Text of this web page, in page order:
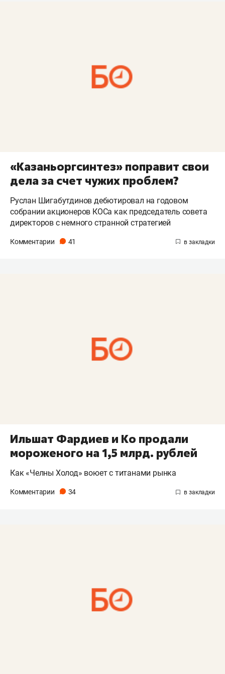
«Казаньоргсинтез» поправит свои
дела за счет чужих проблем?
Руслан Шигабутдинов дебютировал на годовом
собрании акционеров КОСа как председатель совета
директоров с немного странной стратегией
Комментарии 41
Ильшат Фардиев и Ко продали
мороженого на 1,5 млрд. рублей
Как «Челны Холод» воюет с титанами рынка
Комментарии 34